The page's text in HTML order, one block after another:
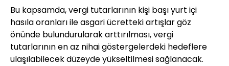
Bu kapsamda, vergi tutarlarının kişi başı yurt içi
hasıla oranları ile asgari ücretteki artışlar göz
önünde bulundurularak arttırılması, vergi
tutarlarının en az nihai göstergelerdeki hedeflere
ulaşılabilecek düzeyde yükseltilmesi sağlanacak.